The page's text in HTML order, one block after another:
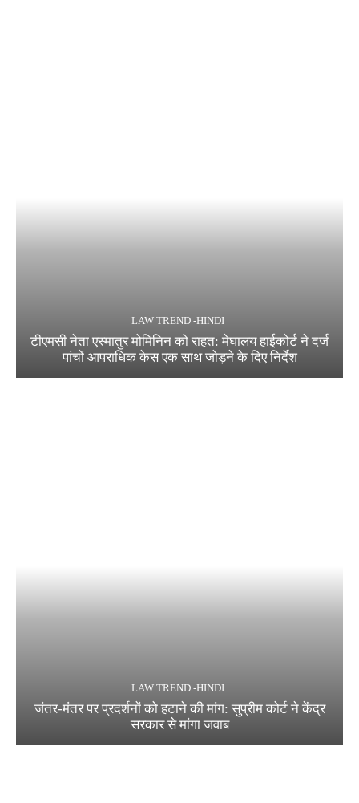
LAW TREND -HINDI
टीएमसी नेता एस्मातुर मोमिनिन को राहत: मेघालय हाईकोर्ट ने दर्ज
पांचों आपराधिक केस एक साथ जोड़ने के दिए निर्देश
LAW TREND -HINDI
जंतर-मंतर पर प्रदर्शनों को हटाने की मांग: सुप्रीम कोर्ट ने केंद्र
सरकार से मांगा जवाब